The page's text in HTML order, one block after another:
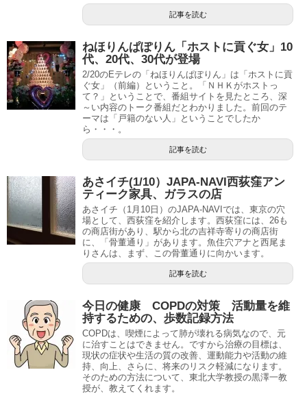
記事を読む
ねほりんぱぽりん「ホストに貢ぐ女」10
代、20代、30代が登場
2/20のEテレの「ねほりんぱぽりん」は「ホストに貢
ぐ女」（前編）ということ。「ＮＨＫがホストっ
て？」ということで、番組サイトを見たところ、深
～い内容のトーク番組だとわかりました。前回のテ
ーマは「戸籍のない人」ということでしたか
ら・・・。
記事を読む
あさイチ(1/10）JAPA-NAVI西荻窪アン
ティーク家具、ガラスの店
あさイチ（1月10日）のJAPA-NAVIでは、東京の穴
場として、西荻窪を紹介します。西荻窪には、26も
の商店街があり、駅から北の吉祥寺寄りの商店街
に、「骨董通り」があります。魚住穴アナと西尾ま
りさんは、まず、この骨董通りに向かいます。
記事を読む
今日の健康 COPDの対策 活動量を維
持するための、歩数記録方法
COPDは、喫煙によって肺が壊れる病気なので、元
に治すことはできません。ですから治療の目標は、
現状の症状や生活の質の改善、運動能力や活動の維
持、向上、さらに、将来のリスク軽減になります。
そのための方法について、東北大学教授の黒澤一教
授が、教えてくれます。